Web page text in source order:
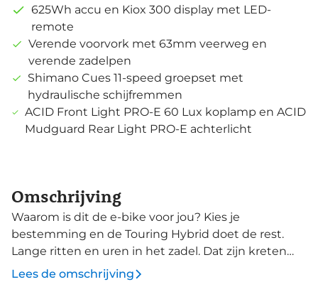
625Wh accu en Kiox 300 display met LED-
remote
Verende voorvork met 63mm veerweg en
verende zadelpen
Shimano Cues 11-speed groepset met
hydraulische schijfremmen
ACID Front Light PRO-E 60 Lux koplamp en ACID
Mudguard Rear Light PRO-E achterlicht
Omschrijving
Waarom is dit de e-bike voor jou? Kies je
bestemming en de Touring Hybrid doet de rest.
Lange ritten en uren in het zadel. Dat zijn kreten
die deze e-bike als muziek in de oren klinkt. Met
prettig neutrale rijeigenschappen en een
Lees de omschrijving